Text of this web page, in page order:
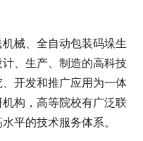
械、全自动包装码垛生
、生产、制造的高科技
开发和推广应用为一体
构，高等院校有广泛联
平的技术服务体系。